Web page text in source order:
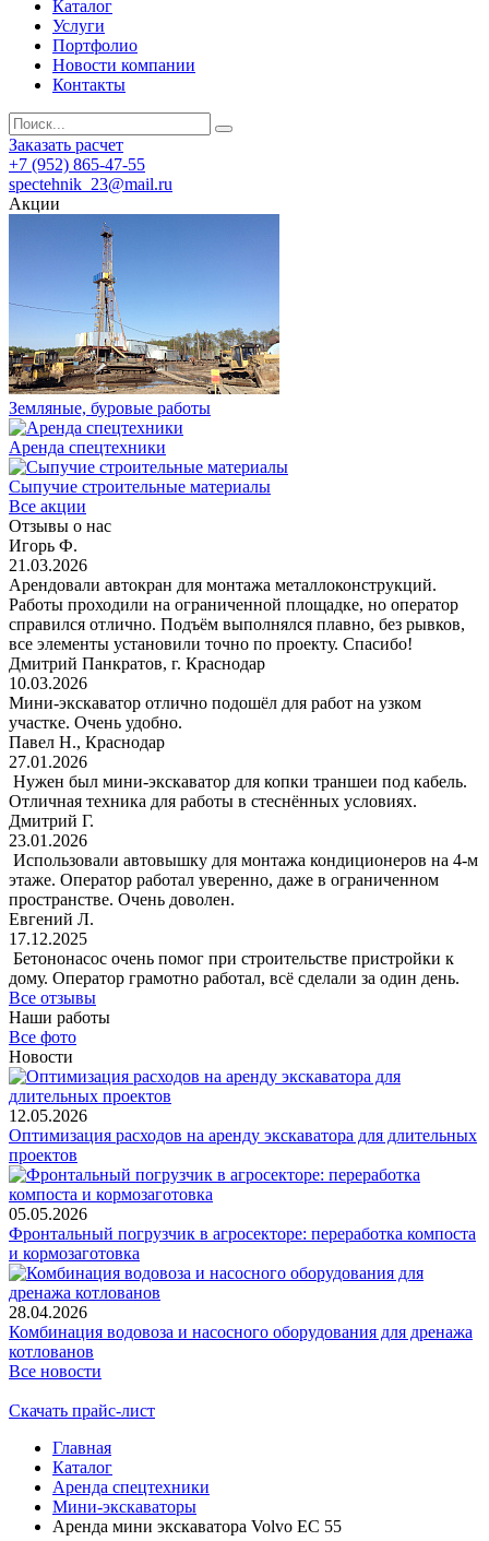
Каталог
Услуги
Портфолио
Новости компании
Контакты
Заказать расчет
+7 (952) 865-47-55
spectehnik_23@mail.ru
Акции
Земляные, буровые работы
Аренда спецтехники
Сыпучие строительные материалы
Все акции
Отзывы о нас
Игорь Ф.
21.03.2026
Арендовали автокран для монтажа металлоконструкций.
Работы проходили на ограниченной площадке, но оператор
справился отлично. Подъём выполнялся плавно, без рывков,
все элементы установили точно по проекту. Спасибо!
Дмитрий Панкратов, г. Краснодар
10.03.2026
Мини-экскаватор отлично подошёл для работ на узком
участке. Очень удобно.
Павел Н., Краснодар
27.01.2026
Нужен был мини-экскаватор для копки траншеи под кабель.
Отличная техника для работы в стеснённых условиях.
Дмитрий Г.
23.01.2026
Использовали автовышку для монтажа кондиционеров на 4-м
этаже. Оператор работал уверенно, даже в ограниченном
пространстве. Очень доволен.
Евгений Л.
17.12.2025
Бетононасос очень помог при строительстве пристройки к
дому. Оператор грамотно работал, всё сделали за один день.
Все отзывы
Наши работы
Все фото
Новости
12.05.2026
Оптимизация расходов на аренду экскаватора для длительных
проектов
05.05.2026
Фронтальный погрузчик в агросекторе: переработка компоста
и кормозаготовка
28.04.2026
Комбинация водовоза и насосного оборудования для дренажа
котлованов
Все новости
Скачать прайс-лист
Главная
Каталог
Аренда спецтехники
Мини-экскаваторы
Аренда мини экскаватора Volvo EC 55